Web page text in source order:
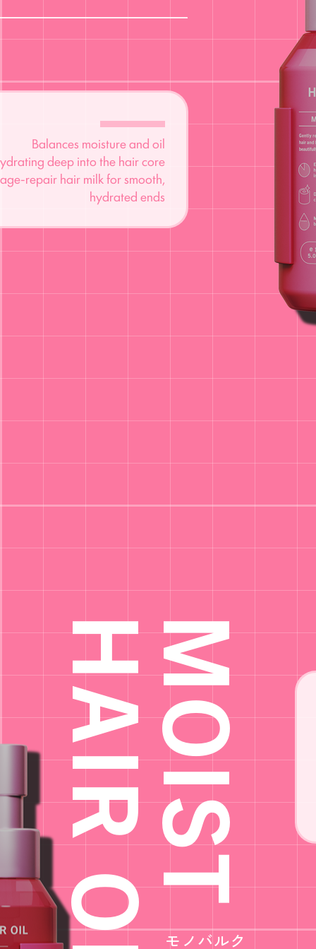
Balances moisture and oil
deep into the hair core
repair hair milk for smooth,
hydrated ends
MOIST
HAIR OILモノバルク